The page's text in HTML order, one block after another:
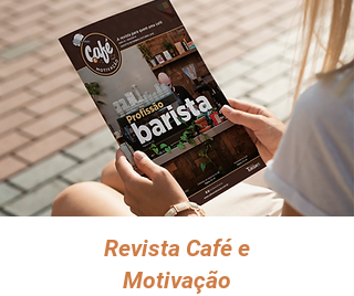
Revista Café e
Motivação